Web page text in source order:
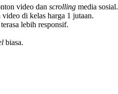
video dan scrolling media sosial.
di kelas harga 1 jutaan.
lebih responsif.
biasa.